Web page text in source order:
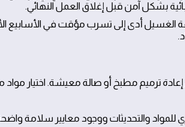
بشكل آمن قبل إغلاق العمل النهائي.
الغسيل أدى إلى تسرب مؤقت في الأسابيع
ترميم مطبخ أو صالة معيشة. اختيار مواد
للمواد والتحديثات ووجود معايير سلامة